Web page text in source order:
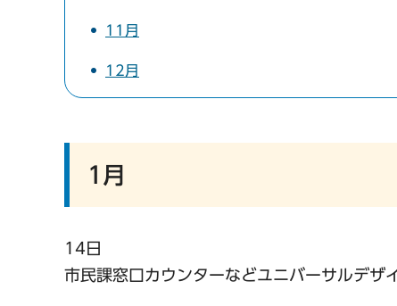
11月
12月
1月
14日
市民課窓口カウンターなどユニバーサルデザ